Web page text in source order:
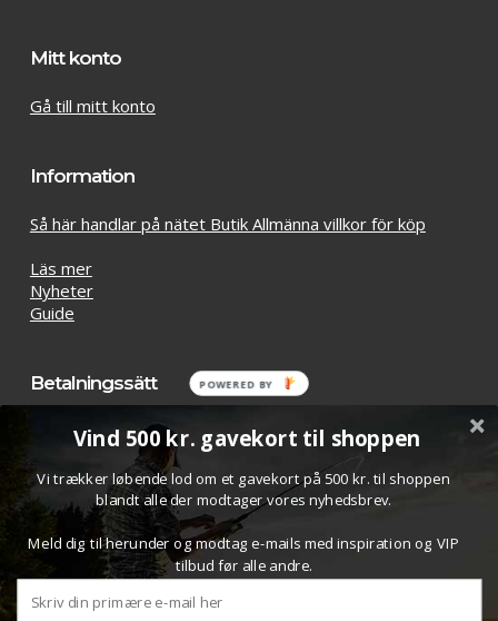
Delsumma:
Mitt konto
Gå till mitt konto
Information
Så här handlar på nätet Butik Allmänna villkor för köp
Läs mer
Nyheter
Guide
Betalningssätt
Vind 500 kr. gavekort til shoppen
Vi trækker løbende lod om et gavekort på 500 kr. til shoppen
blandt alle der modtager vores nyhedsbrev.
Meld dig til herunder og modtag e-mails med inspiration og VIP
tilbud før alle andre.
POWERED BY